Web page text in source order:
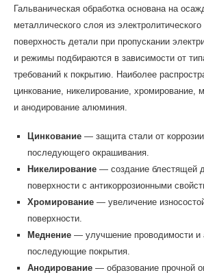
Гальваническая обработка основана на
металлического слоя из
поверхность детали при пропускании
и режимы подбираются в зависимости от
требований к покрытию. Наиболее
цинкование, никелирование, хромирование,
и анодирование алюминия.
Цинкование— защита стали от
последующего окрашивания.
Никелирование— создание блестящей
поверхности с антикоррозионными
Хромирование— увеличение
поверхности.
Меднение— улучшение проводимости и
последующие покрытия.
Анодирование— образование прочной